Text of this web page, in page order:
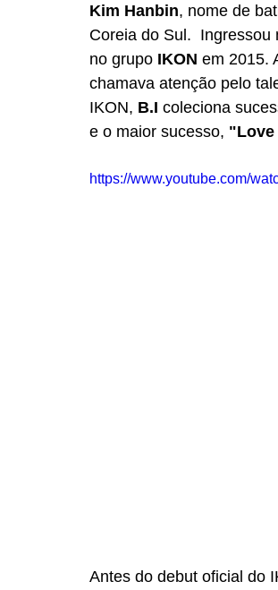
Kim Hanbin, nome de
Coreia do Sul.  Ingressou
no grupo IKON em 2015.
chamava atenção pelo
IKON, B.I coleciona
e o maior sucesso, "Love
https://www.youtube.com/
Antes do debut oficial do